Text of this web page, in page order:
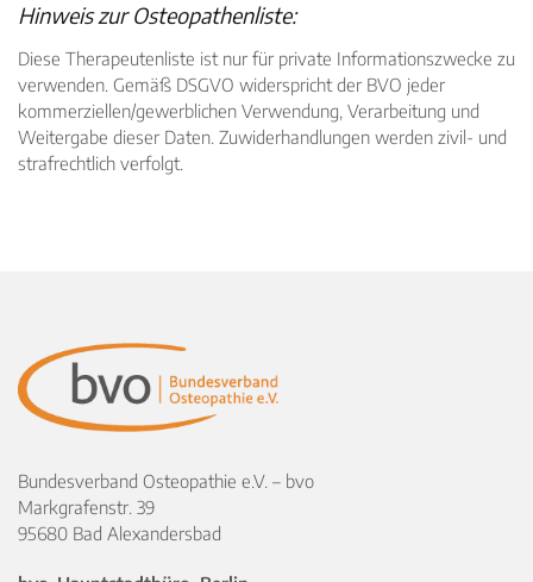
Hinweis zur Osteopathenliste:
Diese Therapeutenliste ist nur für private Informationszwecke zu
verwenden. Gemäß DSGVO widerspricht der BVO jeder
kommerziellen/gewerblichen Verwendung, Verarbeitung und
Weitergabe dieser Daten. Zuwiderhandlungen werden zivil- und
strafrechtlich verfolgt.
Bundesverband Osteopathie e.V. – bvo
Markgrafenstr. 39
95680 Bad Alexandersbad